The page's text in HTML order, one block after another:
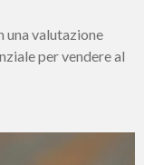
una valutazione
per vendere al